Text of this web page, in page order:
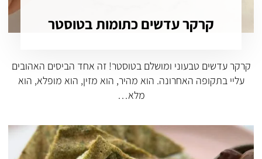
קרקר עדשים כתומות בטוסטר
קרקר עדשים טבעוני ומושלם בטוסטר! זה אחד הביסים האהובים
עליי בתקופה האחרונה. הוא מהיר, הוא מזין, הוא מופלא, הוא
מלא…